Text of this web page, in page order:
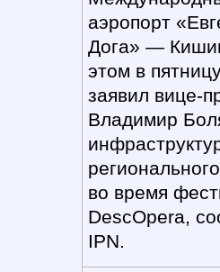
аэропорт
Дога» —
этом в
заявил вице-
Владимир
во время
DescOpera,
IPN.